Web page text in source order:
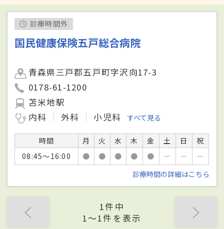
診療時間外
国民健康保険五戸総合病院
青森県三戸郡五戸町字沢向17-3
0178-61-1200
苫米地駅
内科
外科 小児科 すべて見る
時間 月 火 水 木 金 土 日
祝
08:45～16:00
● ● ● ● ● － －
－
診療時間の詳細はこちら
1件中
1〜1件を表示